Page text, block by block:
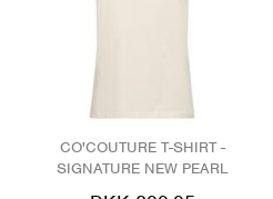
CO'COUTURE T-SHIRT -
SIGNATURE NEW PEARL